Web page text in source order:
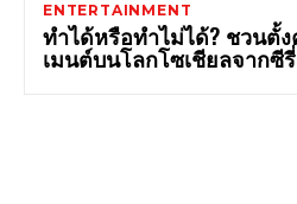
ENTERTAINMENT
ทำได้หรือทำไม่ได้? ชวนตั้
เมนต์บนโลกโซเชียลจากซีรี่